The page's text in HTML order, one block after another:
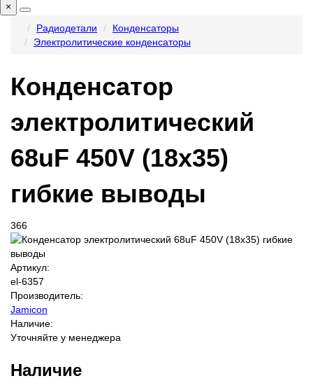
×
Радиодетали
Конденсаторы
Электролитические конденсаторы
Конденсатор
электролитический
68uF 450V (18x35)
гибкие выводы
366
Артикул:
el-6357
Производитель:
Jamicon
Наличие:
Уточняйте у менеджера
Наличие